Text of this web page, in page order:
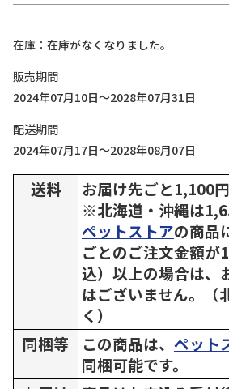
在庫
在庫がなくなりました。
販売期間
2024年07月10日～2028年07月31日
配送期間
2024年07月17日～2028年08月07日
送料
お届け先ごと1,100円
※北海道・沖縄は
ペットストアの商品
ごとのご注文金額が
込）以上の場合は、
はございません。（
く）
同梱等
この商品は、 ペット
同梱可能です。